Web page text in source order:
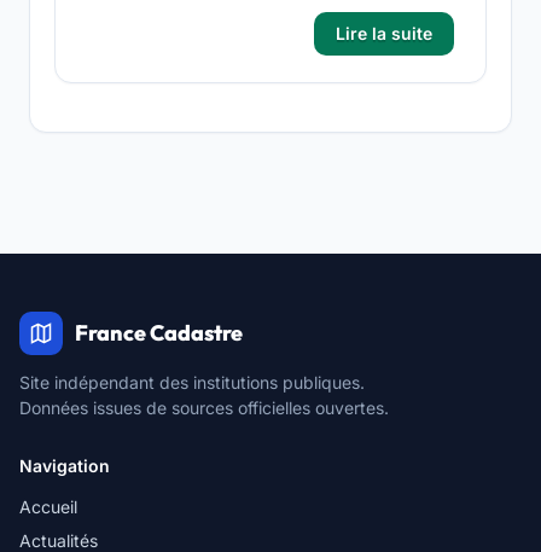
Lire la suite
France Cadastre
Site indépendant des institutions publiques.
Données issues de sources officielles ouvertes.
Navigation
Accueil
Actualités